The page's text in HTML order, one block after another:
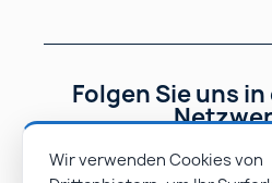
Folgen Sie uns
Wir verwenden Cookies von